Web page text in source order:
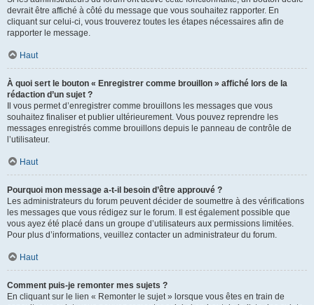
devrait être affiché à côté du message que vous souhaitez rapporter. En
cliquant sur celui-ci, vous trouverez toutes les étapes nécessaires afin de
rapporter le message.
Haut
À quoi sert le bouton « Enregistrer comme brouillon » affiché lors de la
rédaction d’un sujet ?
Il vous permet d’enregistrer comme brouillons les messages que vous
souhaitez finaliser et publier ultérieurement. Vous pouvez reprendre les
messages enregistrés comme brouillons depuis le panneau de contrôle de
l’utilisateur.
Haut
Pourquoi mon message a-t-il besoin d’être approuvé ?
Les administrateurs du forum peuvent décider de soumettre à des vérifications
les messages que vous rédigez sur le forum. Il est également possible que
vous ayez été placé dans un groupe d’utilisateurs aux permissions limitées.
Pour plus d’informations, veuillez contacter un administrateur du forum.
Haut
Comment puis-je remonter mes sujets ?
En cliquant sur le lien « Remonter le sujet » lorsque vous êtes en train de